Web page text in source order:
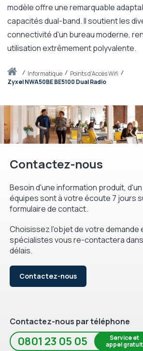
Accueilinformatique
Points d'Accès Wifi
Zyxel NWA50BE BE5100 Dual Radio
modèle offre une remarquable
capacités dual-band. Il soutient les
connectivité d'un bureau moderne,
utilisation extrêmement polyvalente.
Contactez-nous
Besoin d'une information produit, d'un
équipes sont à votre écoute 7 jours
formulaire de contact.
Choisissez l'objet de votre demande
spécialistes vous re-contactera
délais.
Contactez-nous
Contactez-nous par téléphone
0801 23 05 05
Service et
appel gratuit